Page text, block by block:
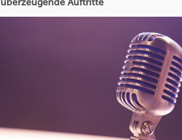
überzeugende Auftritte